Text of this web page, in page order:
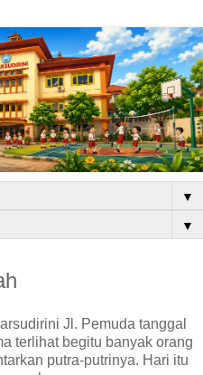
▼
▼
Jl. Pemuda tanggal
terlihat begitu banyak orang
putra-putrinya. Hari itu